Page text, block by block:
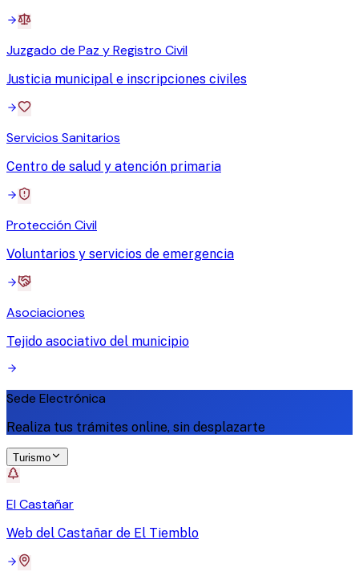
Juzgado de Paz y Registro Civil
Justicia municipal e inscripciones civiles
Servicios Sanitarios
Centro de salud y atención primaria
Protección Civil
Voluntarios y servicios de emergencia
Asociaciones
Tejido asociativo del municipio
Sede Electrónica
Realiza tus trámites online, sin desplazarte
Turismo
El Castañar
Web del Castañar de El Tiemblo